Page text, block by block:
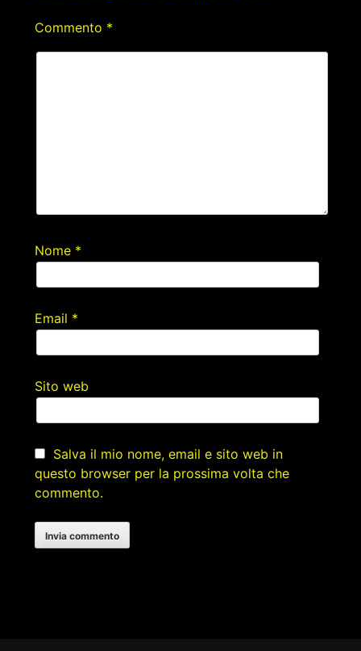
Commento *
Nome *
Email *
Sito web
Salva il mio nome, email e sito web in
questo browser per la prossima volta che
commento.